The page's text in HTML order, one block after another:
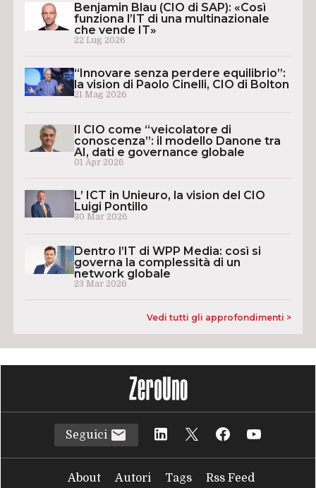
Benjamin Blau (CIO di SAP): «Così
funziona l’IT di una multinazionale
che vende IT»
22 Lug 2026
“Innovare senza perdere equilibrio”:
la vision di Paolo Cinelli, CIO di Bolton
21 Mag 2026
Il CIO come “veicolatore di
conoscenza”: il modello Danone tra
AI, dati e governance globale
01 Apr 2026
L’ ICT in Unieuro, la vision del CIO
Luigi Pontillo
30 Mar 2026
Dentro l’IT di WPP Media: così si
governa la complessità di un
network globale
23 Mar 2026
Vedi tutti gli approfondimenti >
Seguici
About Autori Tags
Rss Feed